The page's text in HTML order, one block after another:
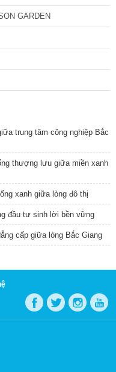
GARDEN
trung tâm công nghiệp Bắc
thượng lưu giữa miền xanh
xanh giữa lòng đô thị
đầu tư sinh lời bền vững
cấp giữa lòng Bắc Giang